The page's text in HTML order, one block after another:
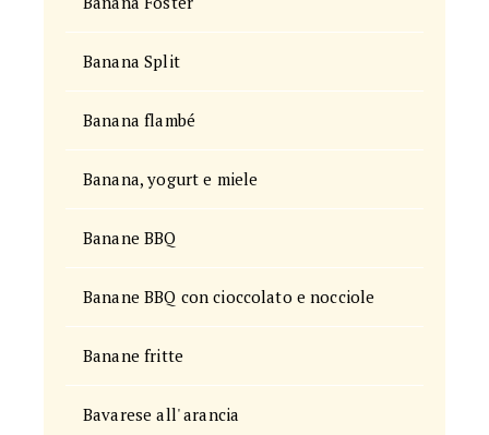
Banana Split
Banana flambé
Banana, yogurt e miele
Banane BBQ
Banane BBQ con cioccolato e nocciole
Banane fritte
Bavarese all' arancia